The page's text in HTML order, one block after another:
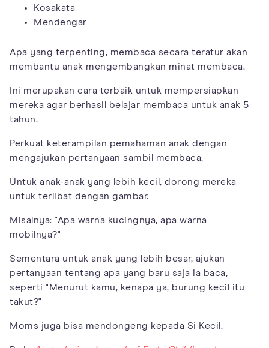
Kosakata
Mendengar
Apa yang terpenting, membaca secara teratur akan
membantu anak mengembangkan minat membaca.
Ini merupakan cara terbaik untuk mempersiapkan
mereka agar berhasil belajar membaca untuk anak 5
tahun.
Perkuat keterampilan pemahaman anak dengan
mengajukan pertanyaan sambil membaca.
Untuk anak-anak yang lebih kecil, dorong mereka
untuk terlibat dengan gambar.
Misalnya: "Apa warna kucingnya, apa warna
mobilnya?"
Sementara untuk anak yang lebih besar, ajukan
pertanyaan tentang apa yang baru saja ia baca,
seperti "Menurut kamu, kenapa ya, burung kecil itu
takut?"
Moms juga bisa mendongeng kepada Si Kecil.